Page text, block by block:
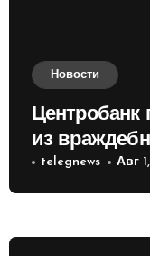
Новости
Центробанк
из
telegnews Авг